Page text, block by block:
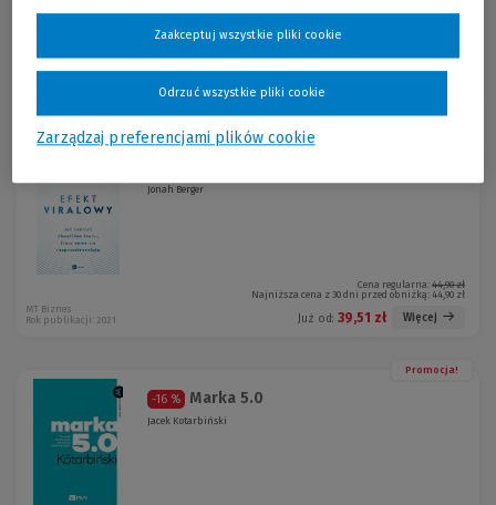
Już od:
Jonah Berger
Cena regularna: 44,90 zł
Najniższa cena z 30 dni przed obniżką: 44,90 zł
Już od: 39,51 zł Więcej
MT Biznes
Rok publikacji: 2021
Promocja!
-16 % Marka 5.0
Jacek Kotarbiński
Zarządzaj preferencjami plików cookie
Odrzuć wszystkie pliki cookie
Zaakceptuj wszystkie pliki cookie